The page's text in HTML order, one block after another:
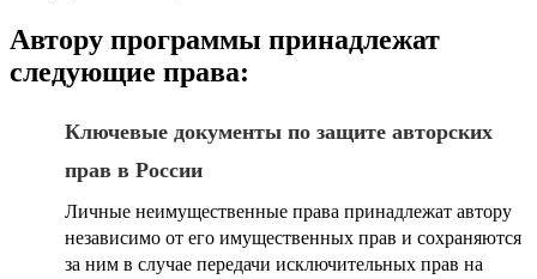
Автору программы принадлежат
следующие права:
Ключевые документы по защите авторских
прав в России
Личные неимущественные права принадлежат автору
независимо от его имущественных прав и сохраняются
за ним в случае передачи исключительных прав на